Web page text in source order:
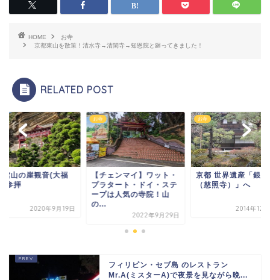
HOME
お寺
京都東山を散策！清水寺→清閑寺→知恩院と廻ってきました！
RELATED POST
ェンマイ】ワット・
タート・ドイ・ステ
お寺
京都 世界遺産「銀閣寺
（慈照寺）」へ
お寺
千葉館山の崖観音(
寺)を参拝
2020年9
フィリピン・セブ島 のレストラン
Mr.A(ミスターA)で夜景を見ながら晩...